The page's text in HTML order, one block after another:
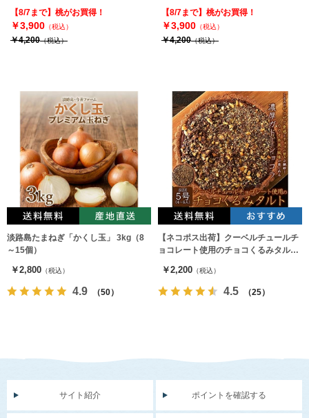
上旬
【8/7まで】桃がお買得！
￥3,900 （税込）
￥4,200（税込）
上旬
【8/7まで】桃がお買得！
￥3,900 （税込）
￥4,200（税込）
淡路島たまねぎ「かくし玉」 3kg（8
～15個）
￥2,800 （税込）
4.9 （50）
【ネコポス出荷】クーベルチュールチ
ョコレート使用のチョコくるみタルト
￥2,200 （税込）
4.5 （25）
サイト紹介 ポイントを確認する